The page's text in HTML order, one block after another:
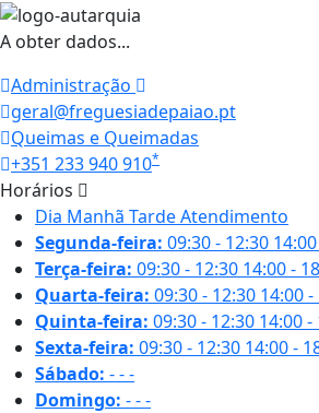
A obter dados...
Administração
geral@freguesiadepaiao.pt
Queimas e Queimadas
+351 233 940 910*
Horários
Dia Manhã TardeAtendimento
Segunda-feira: 09:30 - 12:30
Terça-feira: 09:30 - 12:30 14:00 -
Quarta-feira: 09:30 - 12:30 14:00
Quinta-feira: 09:30 - 12:30 14:00 -
Sexta-feira: 09:30 - 12:30 14:00 -
Sábado: ---
Domingo: ---